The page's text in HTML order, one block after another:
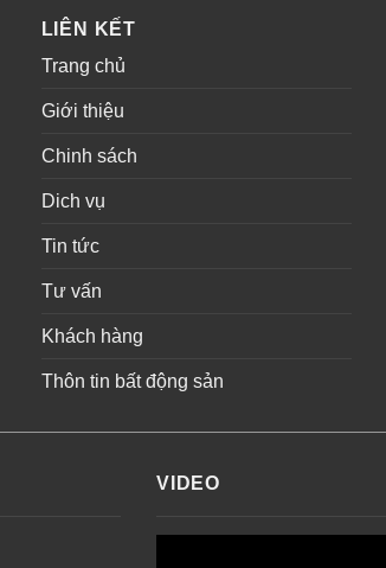
LIÊN KẾT
Trang chủ
Giới thiệu
Chinh sách
Dich vụ
Tin tức
Tư vấn
Khách hàng
Thôn tin bất động sản
VIDEO